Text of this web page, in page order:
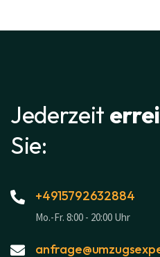
Jederzeit
Sie:
+4915792632884
Mo.-Fr. 8:00 - 20:00 Uhr